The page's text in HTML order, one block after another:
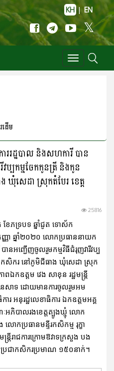
KH | EN
Toggle
navigation
ដើម
ររដ្ឋបាល និងសហការី បាន
ប្បកម្មចែកកូនត្រី និងកូន
ឃុំសេដា ស្រុកតំបែរ ខេត្ត
25816
ត ខែភទ្របទ ឆ្នាំជូត ទោស័ក
ញា ឆ្នាំ២០២០ លោកប្រធាននាយក
ានអញ្ជើញចូលរួមកម្មវិធីជំរុញវារីវប្ប
កសិករ នៅភូមិជីធាង ឃុំសេដា ស្រុក
ឯកឧត្តម វេង សាខុន រដ្ឋមន្រ្តី
េសាទ ដោយមានការចូលរួមអម
រ អនុរដ្ឋលេខាធិការ ឯកឧត្តមអគ្គ
ភិបាលរងខេត្តត្បូងឃ្មុំ លោក
ោកប្រធានមន្ទីរកសិកម្ម រុក្ខា
រ្តីរាជការក្រោមឱវាទក្រសួង បង
រជាកសិករប្រមាណ ១៥០នាក់។